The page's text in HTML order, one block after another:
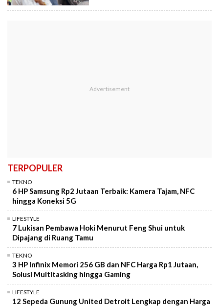
TERPOPULER
TEKNO
6 HP Samsung Rp2 Jutaan Terbaik: Kamera Tajam, NFC
hingga Koneksi 5G
LIFESTYLE
7 Lukisan Pembawa Hoki Menurut Feng Shui untuk
Dipajang di Ruang Tamu
TEKNO
3 HP Infinix Memori 256 GB dan NFC Harga Rp1 Jutaan,
Solusi Multitasking hingga Gaming
LIFESTYLE
12 Sepeda Gunung United Detroit Lengkap dengan Harga